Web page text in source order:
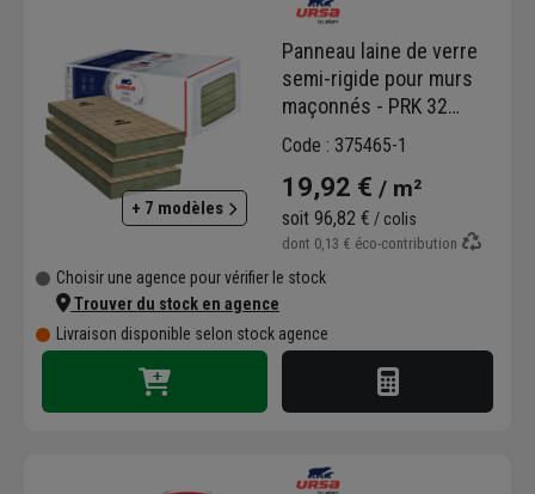
+ 7 modèles
Panneau laine de verre
semi-rigide pour murs
maçonnés - PRK 32
revêtu kraft Ursa -
R=3,15 m².K/W - 1,35 M x
0,60 M - ép.101 MM
Code : 375465-1
19,92 € / m²
soit 96,82 € / colis
dont 0,13 € éco-contribution
Choisir une agence pour vérifier le stock
Trouver du stock en agence
Livraison disponible selon stock agence